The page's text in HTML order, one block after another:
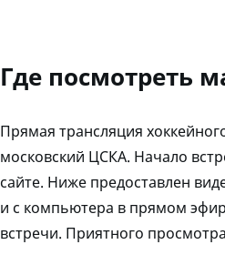
Где посмотреть
Прямая трансляция
московский ЦСКА. Начало
сайте. Ниже предоставлен
и с компьютера в прямом
встречи. Приятного